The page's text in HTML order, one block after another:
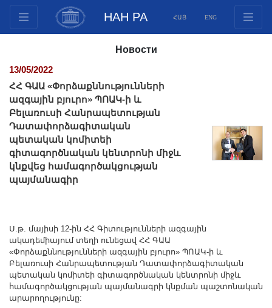
НАН РА ՀԱՅ ENG
Инновационные предложения
Публикации
Фонды
Конференции
Конкурсы
Международное сотрудничество
Фотогалерея
Видеогалерея
Веб ресурсы
Другие академии
Газета "Гитутюн"
Новости
13/05/2022
ՀՀ ԳԱԱ «Փորձաքննությունների
ազգային բյուրո» ՊՈԱԿ-ի և
Բելառուսի Հանրապետության
Դատափորձագիտական
պետական կոմիտեի
գիտագործնական կենտրոնի միջև
կնքվեց համագործակցության
պայմանագիր
Ս.թ. մայիսի 12-ին ՀՀ Գիտությունների ազգային
ակադեմիայում տեղի ունեցավ ՀՀ ԳԱԱ
«Փորձաքննությունների ազգային բյուրո» ՊՈԱԿ-ի և
Բելառուսի Հանրապետության Դատափորձագիտական
պետական կոմիտեի գիտագործնական կենտրոնի միջև
համագործակցության պայմանագրի կնքման պաշտոնական
արարողությունը: